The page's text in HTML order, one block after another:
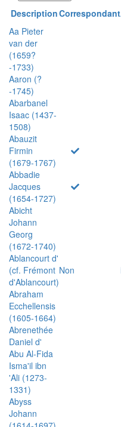
DescriptionCorrespondant
Aa Pieter
van der
(1659?
-1733)
Aaron (?
-1745)
Abarbanel
Isaac (1437-
1508)
Abauzit
Firmin
(1679-1767)
Abbadie
Jacques
(1654-1727)
Abicht
Johann
Georg
(1672-1740)
Ablancourt d'
(cf. Frémont
d'Ablancourt)
Non
Abraham
Ecchellensis
(1605-1664)
Abrenethée
Daniel d'
Abu Al-Fida
Isma'il ibn
'Ali (1273-
1331)
Abyss
Johann